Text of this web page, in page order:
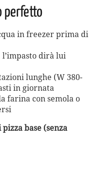
perfetto
in freezer prima di
dirà lui
lunghe (W 380-
in giornata
farina con semola o
base (senza